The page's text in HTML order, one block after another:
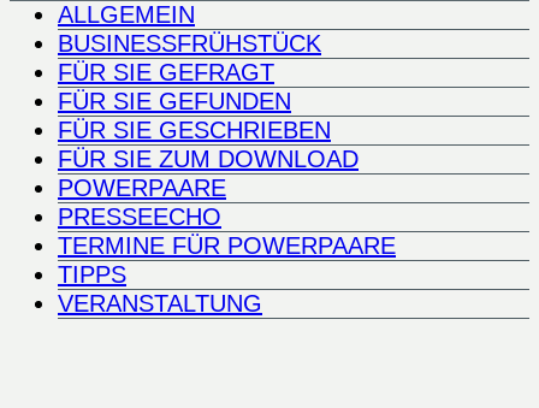
ALLGEMEIN
BUSINESSFRÜHSTÜCK
FÜR SIE GEFRAGT
FÜR SIE GEFUNDEN
FÜR SIE GESCHRIEBEN
FÜR SIE ZUM DOWNLOAD
POWERPAARE
PRESSEECHO
TERMINE FÜR POWERPAARE
TIPPS
VERANSTALTUNG